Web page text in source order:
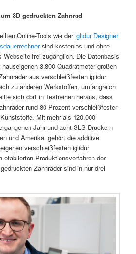
3D-gedruckten Zahnrad
Online-Tools wie deriglidur Designer
sind kostenlos und ohne
Webseite frei zugänglich. Die Datenbasis
3.800 Quadratmeter großen
aus verschleißfesten iglidur
zu anderen Werkstoffen, umfangreich
sich dort in Testreihen heraus, dass
rund 80 Prozent verschleißfester
Mit mehr als 120.000
Jahr und acht SLS-Druckern
und Amerika, gehört die additive
verschleißfesten iglidur
etablierten Produktionsverfahren des
Zahnräder sind in nur drei